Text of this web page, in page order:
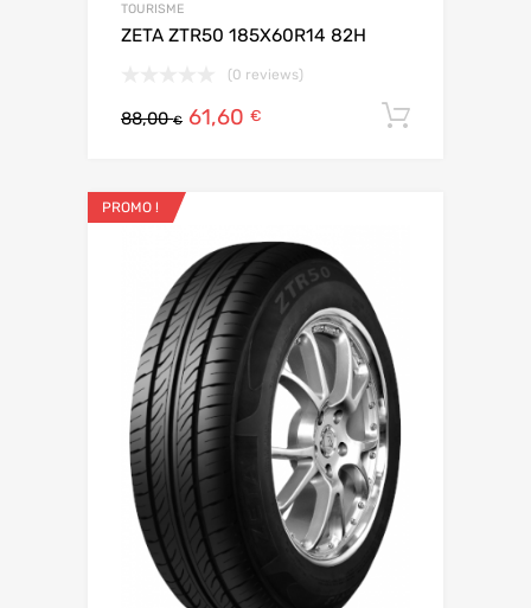
TOURISME
ZETA ZTR50 185X60R14 82H
(0 reviews)
88,00€ 61,60 €
PROMO !